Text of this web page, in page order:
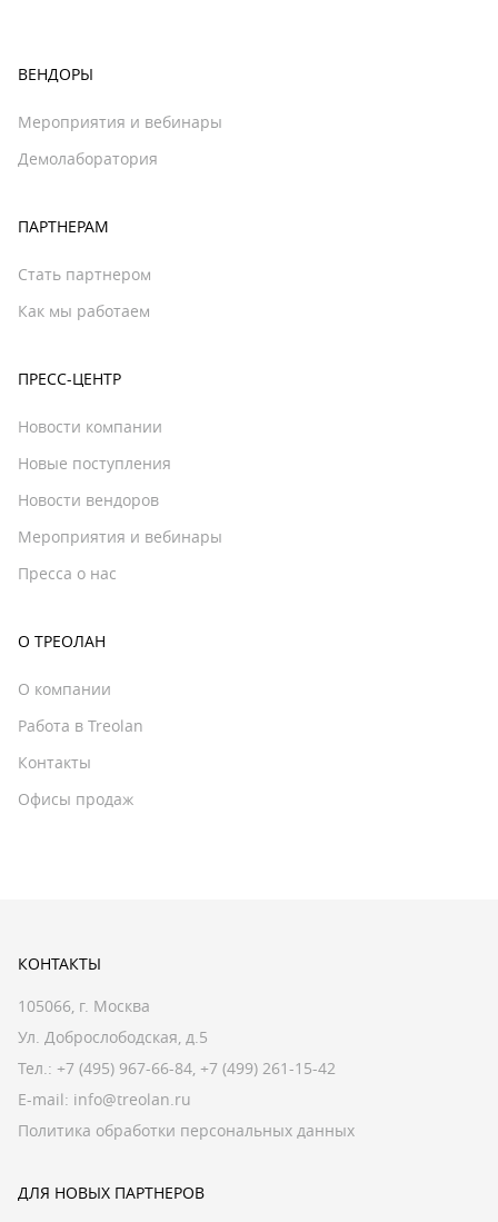
ВЕНДОРЫ
Мероприятия и вебинары
Демолаборатория
ПАРТНЕРАМ
Стать партнером
Как мы работаем
ПРЕСС-ЦЕНТР
Новости компании
Новые поступления
Новости вендоров
Мероприятия и вебинары
Пресса о нас
О ТРЕОЛАН
О компании
Работа в Treolan
Контакты
Офисы продаж
КОНТАКТЫ
105066, г. Москва
Ул. Доброслободская, д.5
Тел.: +7 (495) 967-66-84, +7 (499) 261-15-42
E-mail: info@treolan.ru
Политика обработки персональных данных
ДЛЯ НОВЫХ ПАРТНЕРОВ